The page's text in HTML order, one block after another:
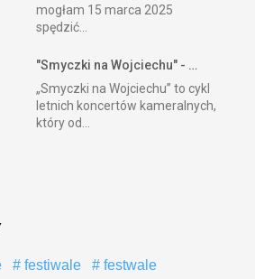
mogłam 15 marca 2025
spędzić...
"Smyczki na Wojciechu" - …
„Smyczki na Wojciechu” to cykl
letnich koncertów kameralnych,
który od...
festiwale
festwale